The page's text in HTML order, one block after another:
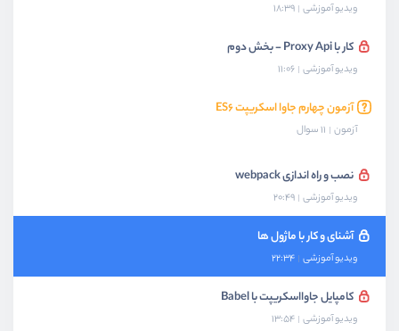
ویدیو آموزشی 18:39
کار با Proxy Api - بخش دوم
ویدیو آموزشی 11:06
آزمون چهارم جاوا اسکریپت ES۶
آزمون 11 سوال
نصب و راه اندازی webpack
ویدیو آموزشی 20:49
آشنای و کار با ماژول ها
ویدیو آموزشی 22:34
کامپایل جاوااسکریپت با Babel
ویدیو آموزشی 13:54